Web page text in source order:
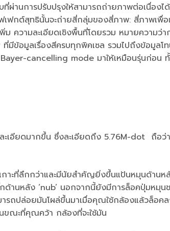
านการปรับปรุงให้สามารถถ่ายภาพต่อเนื่องไ
เฟกต์สุทธินั้นจะถ่ายสี่กลุ่มของสี่ภาพ: สี่ภาพเพื่
ความละเอียดเชิงพื้นที่โดยรวม หมายความว่า
มีข้อมูลเรื่องสีครบทุกพิคเซล รวมไปถึงข้อมูลโ
cancelling mode มาให้เหมือนรุ่นก่อน
ะเอียดมากขึ้น ซึ่งละเอียดถึง 5.76M-dot ถือว่
กาะที่ลึกกว่าและมีนัยสำคัญยิ่งขึ้นแป้นหมุนด้าน
นหลัง ‘nub’ นอกจากนี้ยังมีการล็อคปุ่มหมุน
ถปล่อยมันโผล่ขึ้นมาเมื่อคุณใช้กล้องแล้วล็อคล
นขณะที่คุณคว้า กล้องที่จะใช้มัน